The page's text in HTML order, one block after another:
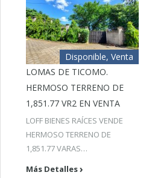
Disponible, Venta
LOMAS DE TICOMO.
HERMOSO TERRENO DE
1,851.77 VR2 EN VENTA
LOFF BIENES RAÍCES VENDE
HERMOSO TERRENO DE
1,851.77 VARAS…
Más Detalles